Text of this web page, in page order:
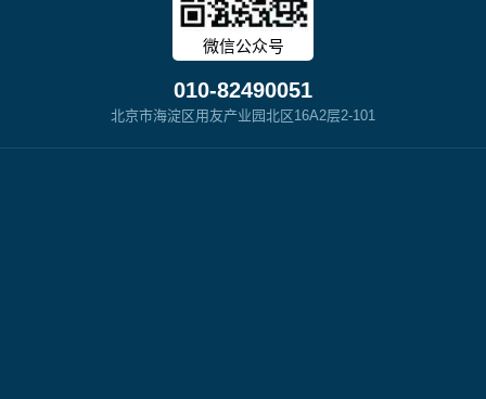
微信公众号
010-82490051
北京市海淀区用友产业园北区16A2层2-101